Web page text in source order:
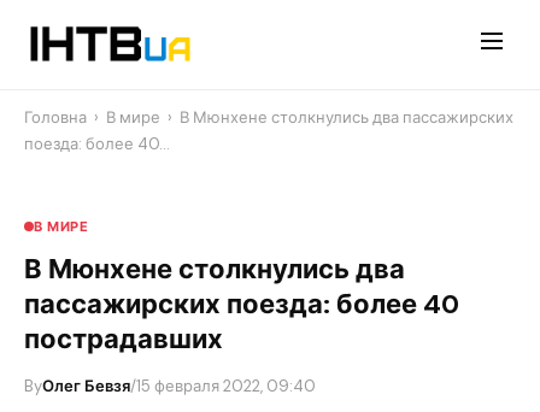
Головна › В мире › В Мюнхене столкнулись два пассажирских
поезда: более 40…
В МИРЕ
В Мюнхене столкнулись два
пассажирских поезда: более 40
пострадавших
ByОлег Бевзя/15 февраля 2022, 09:40